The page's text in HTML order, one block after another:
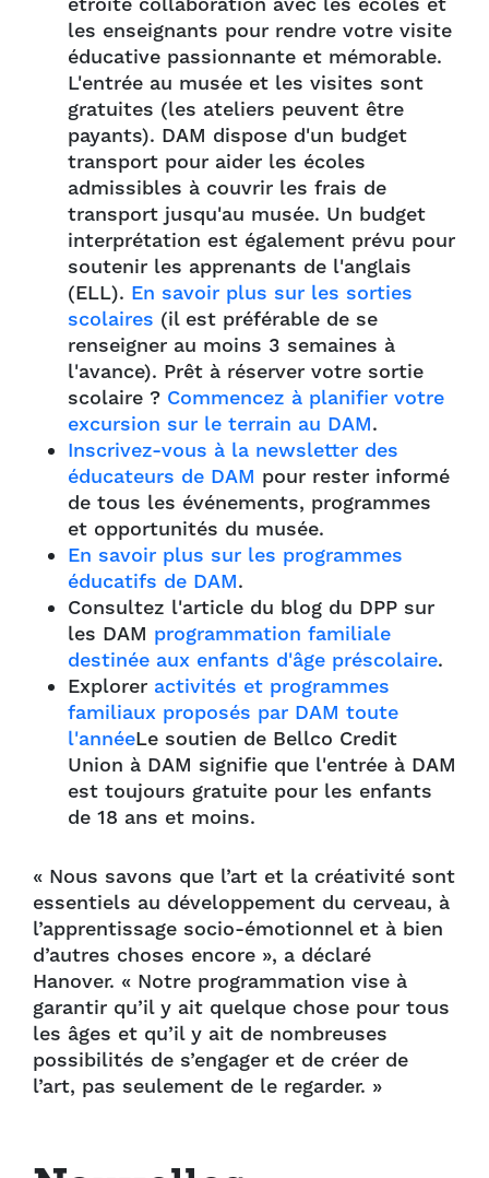
les enseignants pour rendre votre visite
éducative passionnante et mémorable.
L'entrée au musée et les visites sont
gratuites (les ateliers peuvent être
payants). DAM dispose d'un budget
transport pour aider les écoles
admissibles à couvrir les frais de
transport jusqu'au musée. Un budget
interprétation est également prévu pour
soutenir les apprenants de l'anglais
(ELL). En savoir plus sur les sorties
scolaires (il est préférable de se
renseigner au moins 3 semaines à
l'avance). Prêt à réserver votre sortie
scolaire ? Commencez à planifier votre
excursion sur le terrain au DAM.
Inscrivez-vous à la newsletter des
éducateurs de DAM pour rester informé
de tous les événements, programmes
et opportunités du musée.
En savoir plus sur les programmes
éducatifs de DAM.
Consultez l'article du blog du DPP sur
les DAM programmation familiale
destinée aux enfants d'âge préscolaire.
Explorer activités et programmes
familiaux proposés par DAM toute
l'annéeLe soutien de Bellco Credit
Union à DAM signifie que l'entrée à DAM
est toujours gratuite pour les enfants
de 18 ans et moins.
« Nous savons que l’art et la créativité sont
essentiels au développement du cerveau, à
l’apprentissage socio-émotionnel et à bien
d’autres choses encore », a déclaré
Hanover. « Notre programmation vise à
garantir qu’il y ait quelque chose pour tous
les âges et qu’il y ait de nombreuses
possibilités de s’engager et de créer de
l’art, pas seulement de le regarder. »